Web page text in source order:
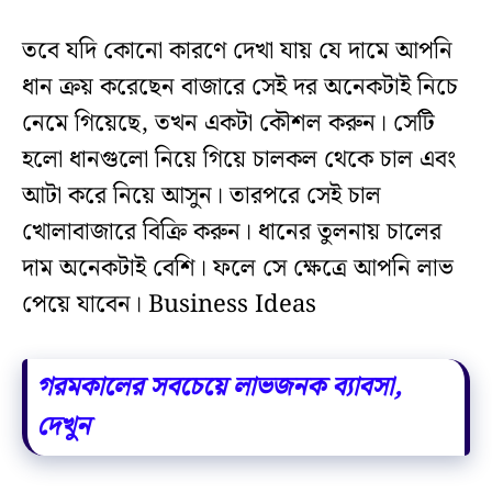
তবে যদি কোনো কারণে দেখা যায় যে দামে আপনি
ধান ক্রয় করেছেন বাজারে সেই দর অনেকটাই নিচে
নেমে গিয়েছে, তখন একটা কৌশল করুন। সেটি
হলো ধানগুলো নিয়ে গিয়ে চালকল থেকে চাল এবং
আটা করে নিয়ে আসুন। তারপরে সেই চাল
খোলাবাজারে বিক্রি করুন। ধানের তুলনায় চালের
দাম অনেকটাই বেশি। ফলে সে ক্ষেত্রে আপনি লাভ
পেয়ে যাবেন। Business Ideas
গরমকালের সবচেয়ে লাভজনক ব্যাবসা,
দেখুন